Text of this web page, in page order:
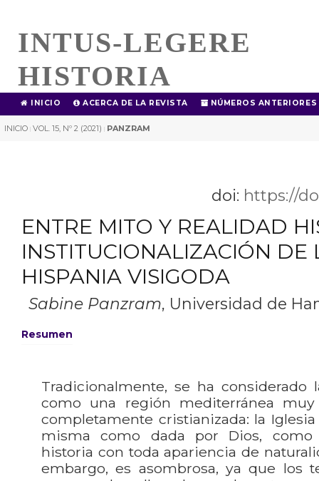
INTUS-LEGERE
HISTORIA
INICIO ACERCA DE LA REVISTA NÚMEROS ANTERIORES
INICIO | VOL. 15, Nº 2 (2021) | PANZRAM
doi: https://
ENTRE MITO Y REALIDAD
INSTITUCIONALIZACIÓN DE
HISPANIA VISIGODA
Sabine Panzram, Universidad de
Resumen
Tradicionalmente, se ha considerado
como una región mediterránea
completamente cristianizada: la
misma como dada por Dios,
historia con toda apariencia de
embargo, es asombrosa, ya que los